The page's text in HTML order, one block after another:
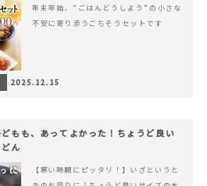
年末年始、“ごはんどうしよう”の小さな
不安に寄り添うごちそうセットです
2025.12.15
どもも、あってよかった！ちょうど良い
ん
【寒い時期にピッタリ！】いざというと